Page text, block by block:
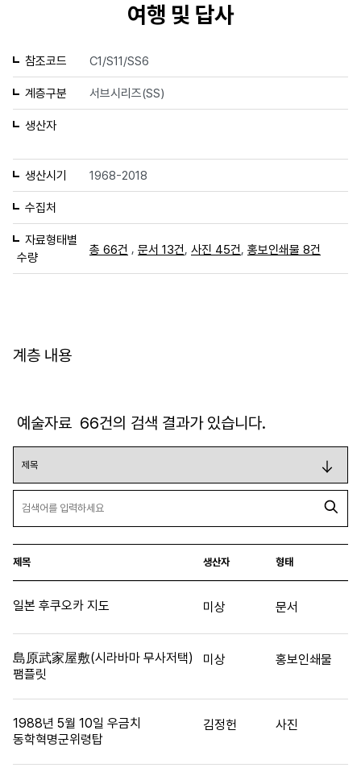
여행 및 답사
참조코드 C1/S11/SS6
계층구분 서브시리즈(SS)
생산자
생산시기 1968-2018
수집처
자료형태별
수량
총 66건 , 문서 13건 사진 45건 홍보인쇄물 8건
계층 내용
예술자료 66건의 검색 결과가 있습니다.
제목 생산자 형태
일본 후쿠오카 지도 미상 문서
島原武家屋敷(시라바마 무사저택)
팸플릿
미상 홍보인쇄물
1988년 5월 10일 우금치
동학혁명군위령탑
김정헌 사진